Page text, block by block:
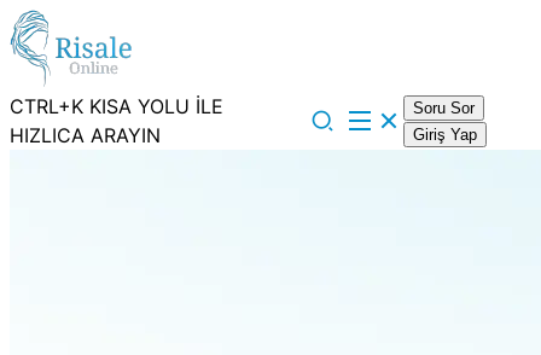
CTRL+K KISA YOLU İLE
HIZLICA ARAYIN
Soru Sor
Giriş Yap